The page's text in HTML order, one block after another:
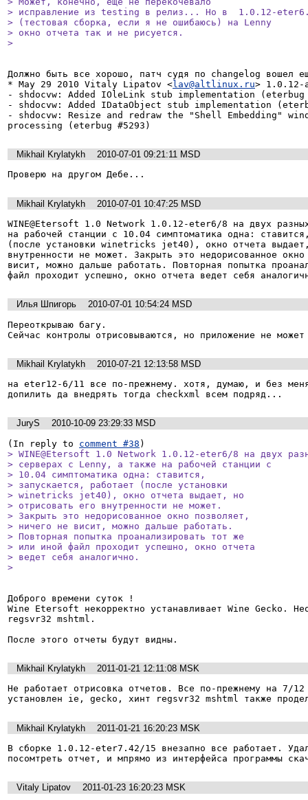
> исправление из testing в релиз... Но в  1.0.12-
> (тестовая сборка, если я не ошибаюсь) на Lenny
> окно отчета так и не рисуется.
>
Должно быть все хорошо, патч судя по changelog вошел
* May 29 2010 Vitaly Lipatov <lav@altlinux.ru> 1.0.12-
- shdocvw: Added IOleLink stub implementation (eterbug
- shdocvw: Added IDataObject stub implementation
- shdocvw: Resize and redraw the "Shell Embedding"
processing (eterbug #5293)
Mikhail Krylatykh
2010-07-01 09:21:11 MSD
Проверю на другом Дебе...
Mikhail Krylatykh
2010-07-01 10:47:25 MSD
WINE@Etersoft 1.0 Network 1.0.12-eter6/8 на двух
на рабочей станции с 10.04 симптоматика одна:
(после установки winetricks jet40), окно отчета
внутренности не может. Закрыть это недорисованное
висит, можно дальше работать. Повторная попытка
файл проходит успешно, окно отчета ведет себя
Илья Шпигорь
2010-07-01 10:54:24 MSD
Переоткрываю багу.
Сейчас контролы отрисовываются, но приложение не
Mikhail Krylatykh
2010-07-21 12:13:58 MSD
на eter12-6/11 все по-прежнему. хотя, думаю, и без
допилить да внедрять тогда checkxml всем подряд...
JuryS
2010-10-09 23:29:33 MSD
(In reply to comment #38
> WINE@Etersoft 1.0 Network 1.0.12-eter6/8 на двух
> серверах с Lenny, а также на рабочей станции с
> 10.04 симптоматика одна: ставится,
> запускается, работает (после установки
> winetricks jet40), окно отчета выдает, но
> отрисовать его внутренности не может.
> Закрыть это недорисованное окно позволяет,
> ничего не висит, можно дальше работать.
> Повторная попытка проанализировать тот же
> или иной файл проходит успешно, окно отчета
> ведет себя аналогично.
>
Доброго времени суток !
Wine Etersoft некорректно устанавливает Wine Gecko.
regsvr32 mshtml.
После этого отчеты будут видны.
Mikhail Krylatykh
2011-01-21 12:11:08 MSK
Не работает отрисовка отчетов. Все по-прежнему на 7/12
установлен ie, gecko, хинт regsvr32 mshtml также
Mikhail Krylatykh
2011-01-21 16:20:23 MSK
В сборке 1.0.12-eter7.42/15 внезапно все работает.
посомтреть отчет, и мпрямо из интерфейса программы
Vitaly Lipatov
2011-01-23 16:20:23 MSK